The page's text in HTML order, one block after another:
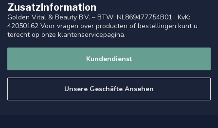
Zusatzinformation
Golden Vital & Beauty B.V. – BTW: NL869477754B01 · KvK:
42050162 Voor vragen over producten of bestellingen kunt u
terecht op onze klantenservicepagina.
Kundendienst
Unsere Geschäfte Ansehen